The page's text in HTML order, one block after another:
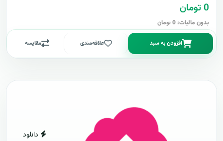
0 تومان
بدون مالیات: 0 تومان
افزودن به سبد علاقه‌مندی مقایسه
دانلود